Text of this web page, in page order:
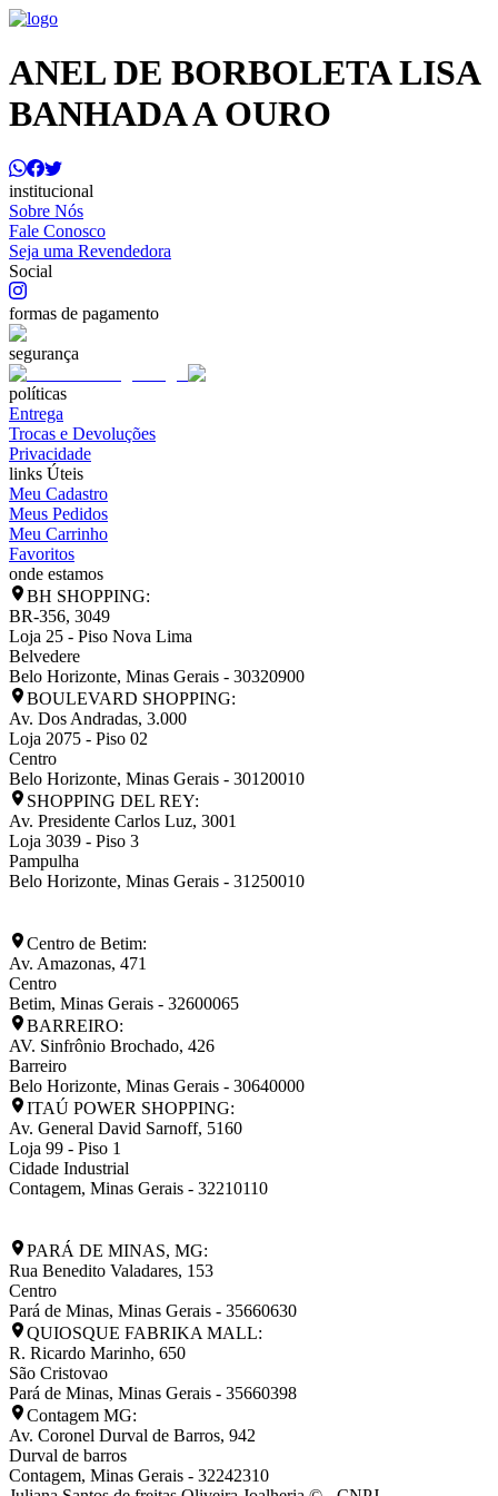
ANEL DE BORBOLETA LISA
BANHADA A OURO
institucional
Sobre Nós
Fale Conosco
Seja uma Revendedora
Social
formas de pagamento
segurança
políticas
Entrega
Trocas e Devoluções
Privacidade
links Úteis
Meu Cadastro
Meus Pedidos
Meu Carrinho
Favoritos
onde estamos
BH SHOPPING:
BR-356, 3049
Loja 25 - Piso Nova Lima
Belvedere
Belo Horizonte, Minas Gerais - 30320900
BOULEVARD SHOPPING:
Av. Dos Andradas, 3.000
Loja 2075 - Piso 02
Centro
Belo Horizonte, Minas Gerais - 30120010
SHOPPING DEL REY:
Av. Presidente Carlos Luz, 3001
Loja 3039 - Piso 3
Pampulha
Belo Horizonte, Minas Gerais - 31250010
Centro de Betim:
Av. Amazonas, 471
Centro
Betim, Minas Gerais - 32600065
BARREIRO:
AV. Sinfrônio Brochado, 426
Barreiro
Belo Horizonte, Minas Gerais - 30640000
ITAÚ POWER SHOPPING:
Av. General David Sarnoff, 5160
Loja 99 - Piso 1
Cidade Industrial
Contagem, Minas Gerais - 32210110
PARÁ DE MINAS, MG:
Rua Benedito Valadares, 153
Centro
Pará de Minas, Minas Gerais - 35660630
QUIOSQUE FABRIKA MALL:
R. Ricardo Marinho, 650
São Cristovao
Pará de Minas, Minas Gerais - 35660398
Contagem MG:
Av. Coronel Durval de Barros, 942
Durval de barros
Contagem, Minas Gerais - 32242310